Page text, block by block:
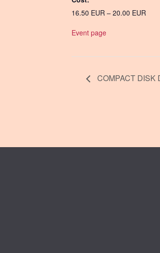
16.50 EUR – 20.00 EUR
Event page
COMPACT DISK